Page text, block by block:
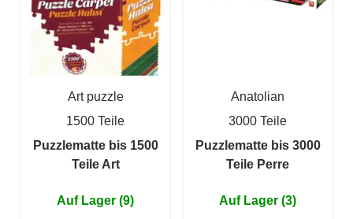
Art puzzle
1500 Teile
Puzzlematte bis 1500
Teile Art
Auf Lager (9)
Anatolian
3000 Teile
Puzzlematte bis 3000
Teile Perre
Auf Lager (3)